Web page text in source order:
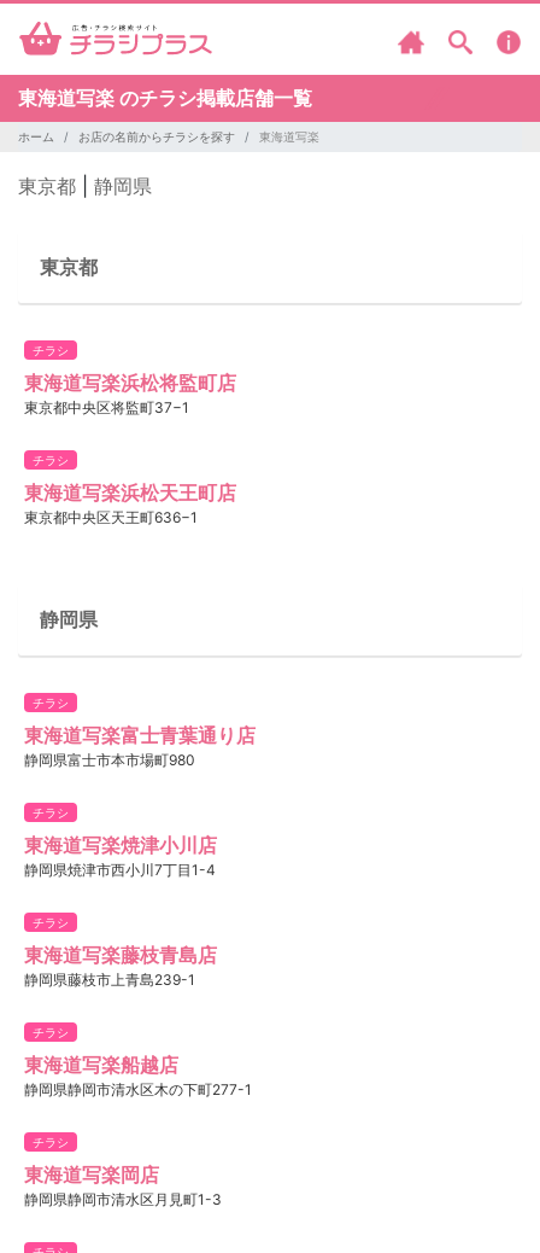
東海道写楽 のチラシ掲載店舗一覧
ホーム お店の名前からチラシを探す 東海道写楽
東京都 静岡県
東京都
チラシ
東海道写楽浜松将監町店
東京都中央区将監町37−1
チラシ
東海道写楽浜松天王町店
東京都中央区天王町636−1
静岡県
チラシ
東海道写楽富士青葉通り店
静岡県富士市本市場町980
チラシ
東海道写楽焼津小川店
静岡県焼津市西小川7丁目1-4
チラシ
東海道写楽藤枝青島店
静岡県藤枝市上青島239-1
チラシ
東海道写楽船越店
静岡県静岡市清水区木の下町277-1
チラシ
東海道写楽岡店
静岡県静岡市清水区月見町1-3